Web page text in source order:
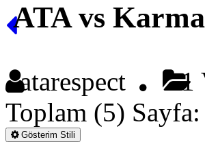
ATA vs Karma
atarespect
1
Toplam (5) Sayfa:
Gösterim Stili